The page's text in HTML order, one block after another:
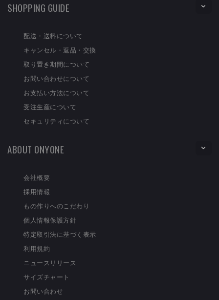
SHOPPING GUIDE
配送・送料について
キャンセル・返品・交換
取り置き期間について
お問い合わせについて
お支払い方法について
受注生産について
セキュリティについて
ABOUT ONYONE
会社概要
採用情報
もの作りへのこだわり
個人情報保護方針
特定取引法に基づく表示
利用規約
ニュースリリース
サイズチャート
お問い合わせ